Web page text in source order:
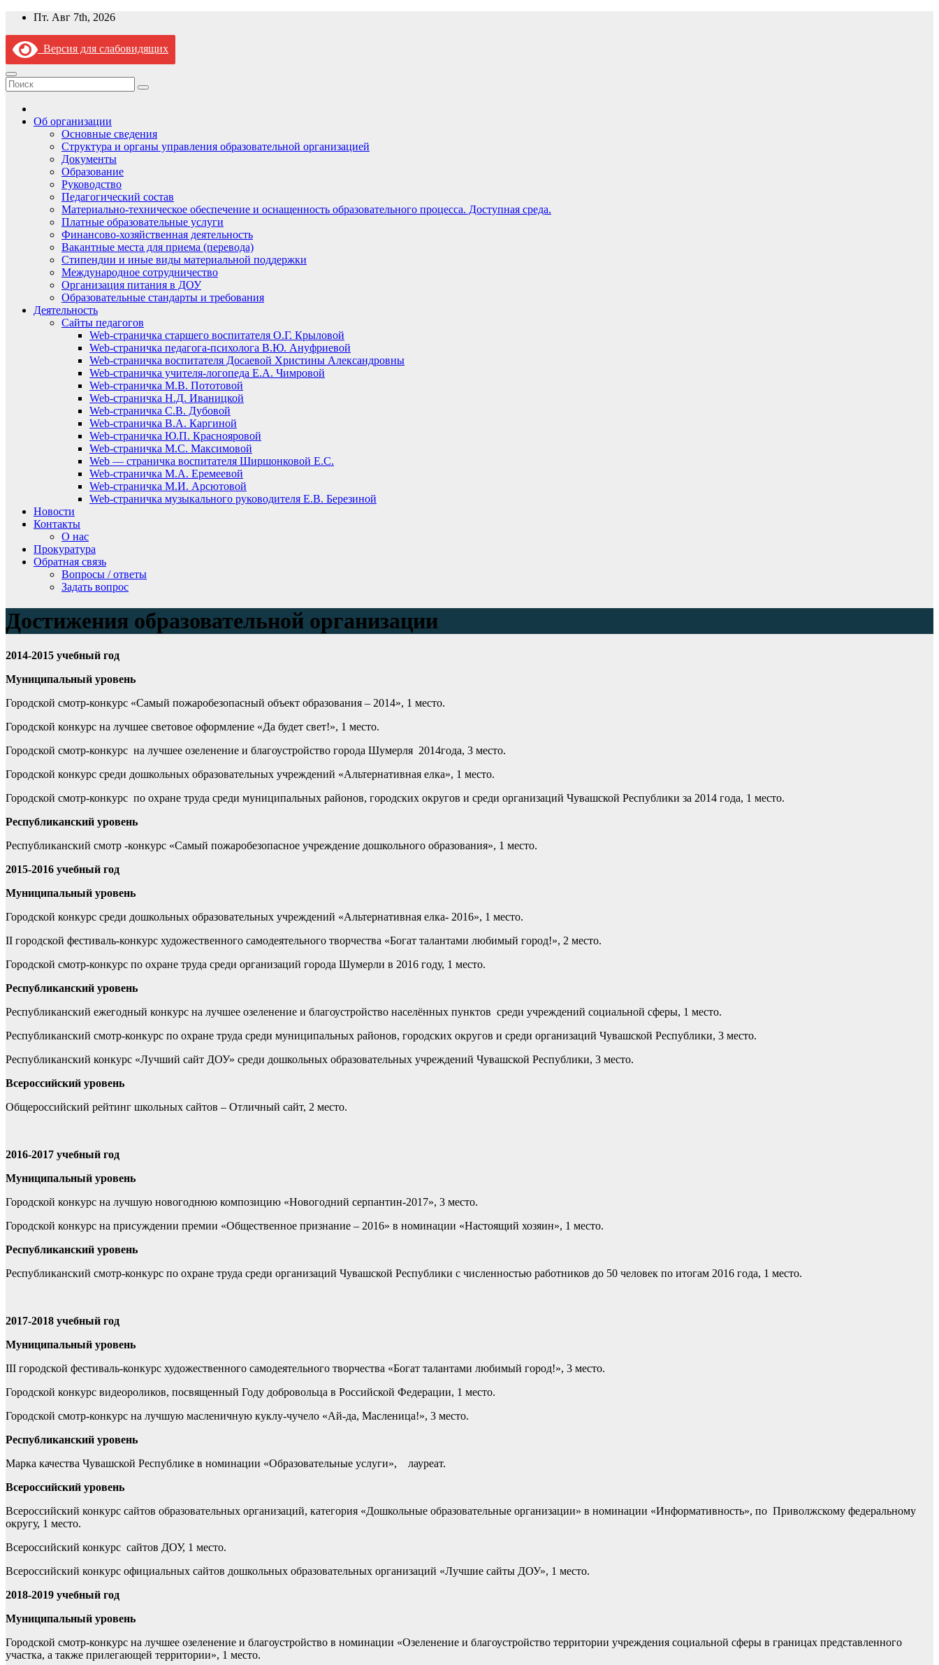
Перейти
содержимому
Пт. Авг 7th, 2026
Версия для слабовидящих
Об организации
Основные сведения
Структура и органы управления образовательной организацией
Документы
Образование
Руководство
Педагогический состав
Материально-техническое обеспечение и оснащенность образовательного процесса. Доступная среда.
Платные образовательные услуги
Финансово-хозяйственная деятельность
Вакантные места для приема (перевода)
Стипендии и иные виды материальной поддержки
Международное сотрудничество
Организация питания в ДОУ
Образовательные стандарты и требования
Деятельность
Сайты педагогов
Web-страничка старшего воспитателя О.Г. Крыловой
Web-страничка педагога-психолога В.Ю. Ануфриевой
Web-страничка воспитателя Досаевой Христины Александровны
Web-страничка учителя-логопеда Е.А. Чимровой
Web-страничка М.В. Пототовой
Web-страничка Н.Д. Иваницкой
Web-страничка С.В. Дубовой
Web-страничка В.А. Каргиной
Web-страничка Ю.П. Краснояровой
Web-страничка М.С. Максимовой
Web — страничка воспитателя Ширшонковой Е.С.
Web-страничка М.А. Еремеевой
Web-страничка М.И. Арсютовой
Web-страничка музыкального руководителя Е.В. Березиной
Новости
Контакты
О нас
Прокуратура
Обратная связь
Вопросы / ответы
Задать вопрос
Достижения образовательной организации
2014-2015 учебный год
Муниципальный уровень
Городской смотр-конкурс «Самый пожаробезопасный объект образования – 2014», 1 место.
Городской конкурс на лучшее световое оформление «Да будет свет!», 1 место.
Городской смотр-конкурс на лучшее озеленение и благоустройство города Шумерля 2014года, 3 место.
Городской конкурс среди дошкольных образовательных учреждений «Альтернативная елка», 1 место.
Городской смотр-конкурс по охране труда среди муниципальных районов, городских округов и среди организаций Чувашской Республики за 2014 года, 1 место.
Республиканский уровень
Республиканский смотр -конкурс «Самый пожаробезопасное учреждение дошкольного образования», 1 место.
2015-2016 учебный год
Муниципальный уровень
Городской конкурс среди дошкольных образовательных учреждений «Альтернативная елка- 2016», 1 место.
II городской фестиваль-конкурс художественного самодеятельного творчества «Богат талантами любимый город!», 2 место.
Городской смотр-конкурс по охране труда среди организаций города Шумерли в 2016 году, 1 место.
Республиканский уровень
Республиканский ежегодный конкурс на лучшее озеленение и благоустройство населённых пунктов среди учреждений социальной сферы, 1 место.
Республиканский смотр-конкурс по охране труда среди муниципальных районов, городских округов и среди организаций Чувашской Республики, 3 место.
Республиканский конкурс «Лучший сайт ДОУ» среди дошкольных образовательных учреждений Чувашской Республики, 3 место.
Всероссийский уровень
Общероссийский рейтинг школьных сайтов – Отличный сайт, 2 место.
2016-2017 учебный год
Муниципальный уровень
Городской конкурс на лучшую новогоднюю композицию «Новогодний серпантин-2017», 3 место.
Городской конкурс на присуждении премии «Общественное признание – 2016» в номинации «Настоящий хозяин», 1 место.
Республиканский уровень
Республиканский смотр-конкурс по охране труда среди организаций Чувашской Республики с численностью работников до 50 человек по итогам 2016 года, 1 место.
2017-2018 учебный год
Муниципальный уровень
III городской фестиваль-конкурс художественного самодеятельного творчества «Богат талантами любимый город!», 3 место.
Городской конкурс видеороликов, посвященный Году добровольца в Российской Федерации, 1 место.
Городской смотр-конкурс на лучшую масленичную куклу-чучело «Ай-да, Масленица!», 3 место.
Республиканский уровень
Марка качества Чувашской Республике в номинации «Образовательные услуги», лауреат.
Всероссийский уровень
Всероссийский конкурс сайтов образовательных организаций, категория «Дошкольные образовательные организации» в номинации «Информативность», по Приволжскому федеральному
округу, 1 место.
Всероссийский конкурс сайтов ДОУ, 1 место.
Всероссийский конкурс официальных сайтов дошкольных образовательных организаций «Лучшие сайты ДОУ», 1 место.
2018-2019 учебный год
Муниципальный уровень
Городской смотр-конкурс на лучшее озеленение и благоустройство в номинации «Озеленение и благоустройство территории учреждения социальной сферы в границах представленного
участка, а также прилегающей территории», 1 место.